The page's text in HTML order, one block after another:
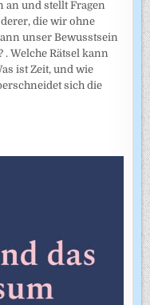
an und stellt Fragen
die wir ohne
unser Bewusstsein
Welche Rätsel kann
ist Zeit, und wie
sich die